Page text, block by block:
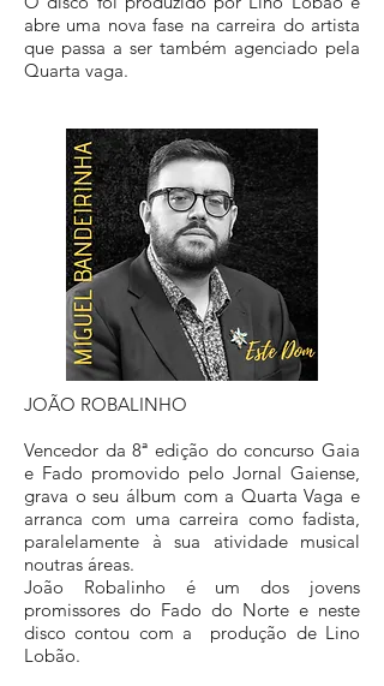
abre uma nova fase na carreira do artista
que passa a ser também agenciado pela
Quarta vaga.
JOÃO ROBALINHO
Vencedor da 8ª edição do concurso Gaia
e Fado promovido pelo Jornal Gaiense,
grava o seu álbum com a Quarta Vaga e
arranca com uma carreira como fadista,
paralelamente à sua atividade musical
noutras áreas.
João Robalinho é um dos jovens
promissores do Fado do Norte e neste
disco contou com a produção de Lino
Lobão.